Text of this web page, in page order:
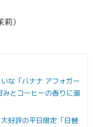
）
な「バナナ アフォガー
とコーヒーの香りに溺
好評の平日限定「日替